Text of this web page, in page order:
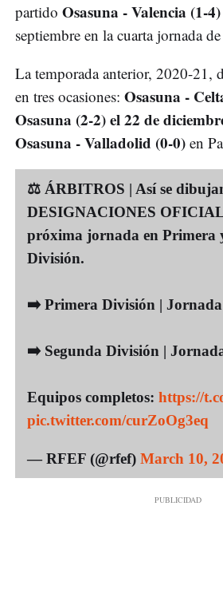
partido Osasuna - Valencia (1-4)
septiembre en la cuarta jornada
La temporada anterior, 2020-21,
en tres ocasiones: Osasuna -
Osasuna (2-2) el 22 de
Osasuna - Valladolid (0-0) en
⚖️ ÁRBITROS | Así se
DESIGNACIONES
próxima jornada en Primera
División.
➡️ Primera División | Jornada
➡️ Segunda División |
Equipos completos: https://
pic.twitter.com/curZoOg3eq
— RFEF (@rfef) March 10,